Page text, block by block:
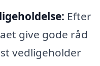
Efter
give gode råd
vedligeholder